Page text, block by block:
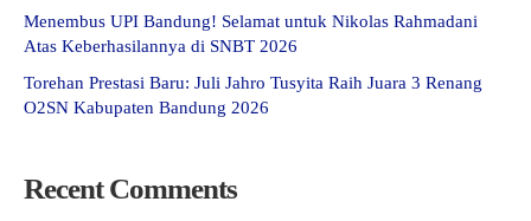
Menembus UPI Bandung! Selamat untuk Nikolas Rahmadani
Atas Keberhasilannya di SNBT 2026
Torehan Prestasi Baru: Juli Jahro Tusyita Raih Juara 3 Renang
O2SN Kabupaten Bandung 2026
Recent Comments